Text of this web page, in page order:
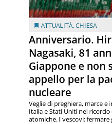
ATTUALITÀ,CHIESA
Anniversario.
Nagasaki, 81
Giappone e non
appello per la
nucleare
Veglie di preghiera, marce e
Italia e Stati Uniti nel
atomiche. I vescovi: fermare